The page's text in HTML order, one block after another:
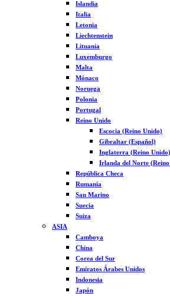
Islandia
Italia
Letonia
Liechtenstein
Lituania
Luxemburgo
Malta
Mónaco
Noruega
Polonia
Portugal
Reino Unido
Escocia (Reino Unido)
Gibraltar (Español)
Inglaterra (Reino Unido)
Irlanda del Norte
República Checa
Rumanía
San Marino
Suecia
Suiza
ASIA
Camboya
China
Corea del Sur
Emiratos Árabes Unidos
Indonesia
Japón